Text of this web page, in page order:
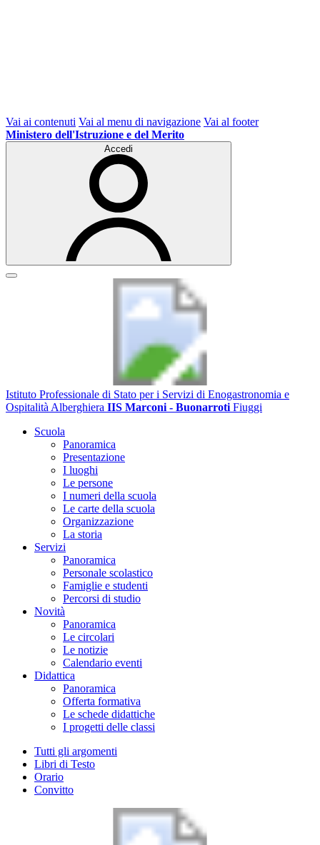
Vai ai contenuti Vai al menu di navigazione Vai al footer
Ministero dell'Istruzione e del Merito
Accedi
Istituto Professionale di Stato per i Servizi di Enogastronomia e
Ospitalità Alberghiera IIS Marconi - Buonarroti Fiuggi
Scuola
Panoramica
Presentazione
I luoghi
Le persone
I numeri della scuola
Le carte della scuola
Organizzazione
La storia
Servizi
Panoramica
Personale scolastico
Famiglie e studenti
Percorsi di studio
Novità
Panoramica
Le circolari
Le notizie
Calendario eventi
Didattica
Panoramica
Offerta formativa
Le schede didattiche
I progetti delle classi
Tutti gli argomenti
Libri di Testo
Orario
Convitto